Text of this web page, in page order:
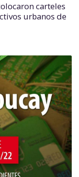
carteles
urbanos de